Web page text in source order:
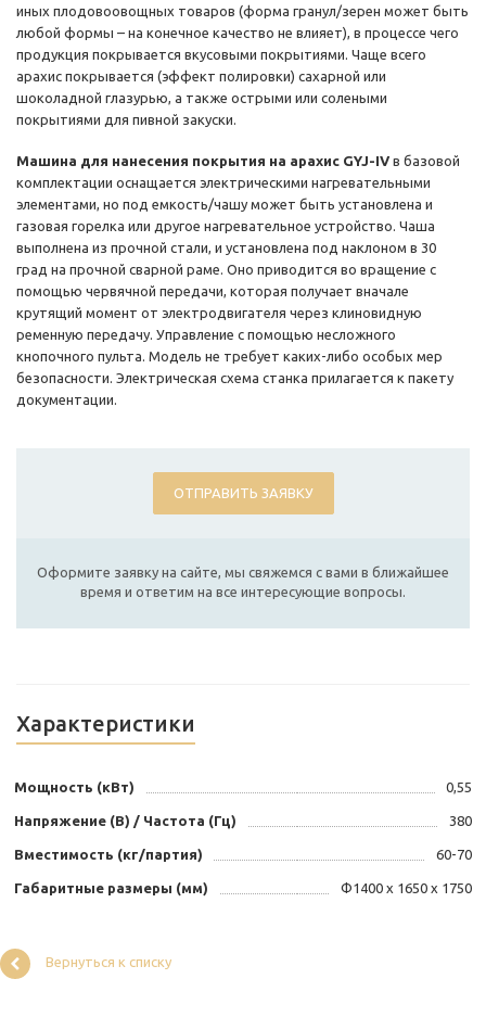
иных плодовоовощных товаров (форма гранул/зерен может быть
любой формы – на конечное качество не влияет), в процессе чего
продукция покрывается вкусовыми покрытиями. Чаще всего
арахис покрывается (эффект полировки) сахарной или
шоколадной глазурью, а также острыми или солеными
покрытиями для пивной закуски.
Машина для нанесения покрытия на арахис GYJ-IV в базовой
комплектации оснащается электрическими нагревательными
элементами, но под емкость/чашу может быть установлена и
газовая горелка или другое нагревательное устройство. Чаша
выполнена из прочной стали, и установлена под наклоном в 30
град на прочной сварной раме. Оно приводится во вращение с
помощью червячной передачи, которая получает вначале
крутящий момент от электродвигателя через клиновидную
ременную передачу. Управление с помощью несложного
кнопочного пульта. Модель не требует каких-либо особых мер
безопасности. Электрическая схема станка прилагается к пакету
документации.
ОТПРАВИТЬ ЗАЯВКУ
Оформите заявку на сайте, мы свяжемся с вами в ближайшее
время и ответим на все интересующие вопросы.
Характеристики
Мощность (кВт) 0,55
Напряжение (В) / Частота (Гц) 380
Вместимость (кг/партия) 60-70
Габаритные размеры (мм) Φ1400 х 1650 х 1750
Вернуться к списку